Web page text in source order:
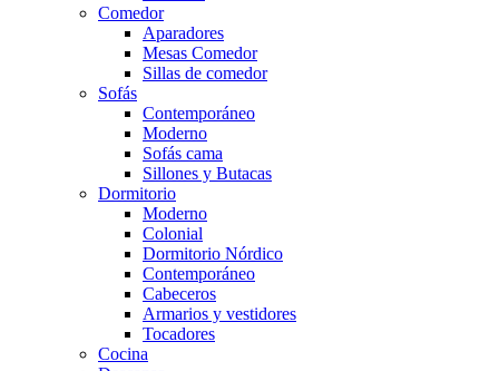
Comedor
Aparadores
Mesas Comedor
Sillas de comedor
Sofás
Contemporáneo
Moderno
Sofás cama
Sillones y Butacas
Dormitorio
Moderno
Colonial
Dormitorio Nórdico
Contemporáneo
Cabeceros
Armarios y vestidores
Tocadores
Cocina